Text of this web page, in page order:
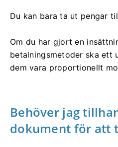
Du kan bara ta ut pengar
Om du har gjort en
betalningsmetoder ska ett
dem vara proportionellt
Behöver jag
dokument för att